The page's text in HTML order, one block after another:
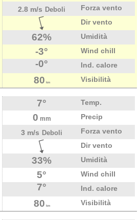
2.8 m/s Deboli
Forza vento
Dir vento
62% Umidità
-3° Wind chill
-0° Ind. calore
80 km Visibilità
7° Temp.
0 mm
Precip
3 m/s Deboli
Forza vento
Dir vento
33% Umidità
5° Wind chill
7° Ind. calore
80 km Visibilità